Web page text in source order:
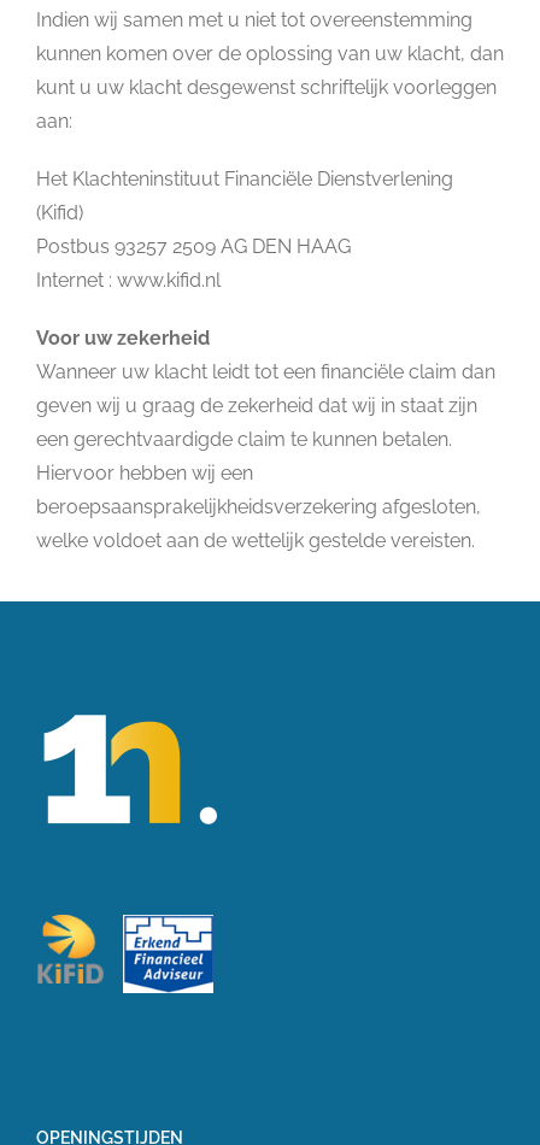
Indien wij samen met u niet tot overeenstemming
kunnen komen over de oplossing van uw klacht, dan
kunt u uw klacht desgewenst schriftelijk voorleggen
aan:
Het Klachteninstituut Financiële Dienstverlening
(Kifid)
Postbus 93257 2509 AG DEN HAAG
Internet : www.kifid.nl
Voor uw zekerheid
Wanneer uw klacht leidt tot een financiële claim dan
geven wij u graag de zekerheid dat wij in staat zijn
een gerechtvaardigde claim te kunnen betalen.
Hiervoor hebben wij een
beroepsaansprakelijkheidsverzekering afgesloten,
welke voldoet aan de wettelijk gestelde vereisten.
OPENINGSTIJDEN